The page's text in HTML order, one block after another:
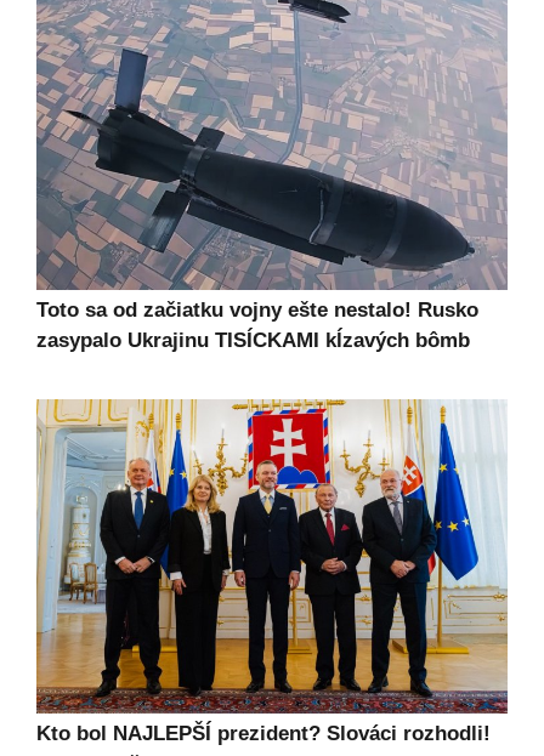
Toto sa od začiatku vojny ešte nestalo! Rusko
zasypalo Ukrajinu TISÍCKAMI kĺzavých bômb
Kto bol NAJLEPŠÍ prezident? Slováci rozhodli!